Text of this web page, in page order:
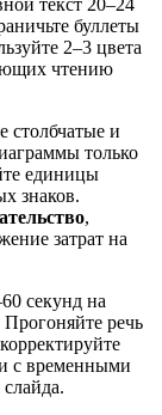
буллеты
2–3 цвета
чтению
столбчатые и
только
единицы
знаков.
,
затрат на
секунд на
речь
с временными